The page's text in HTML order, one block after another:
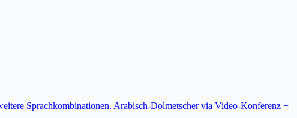
Sprachkombinationen. Arabisch-Dolmetscher via Video-Konferenz +